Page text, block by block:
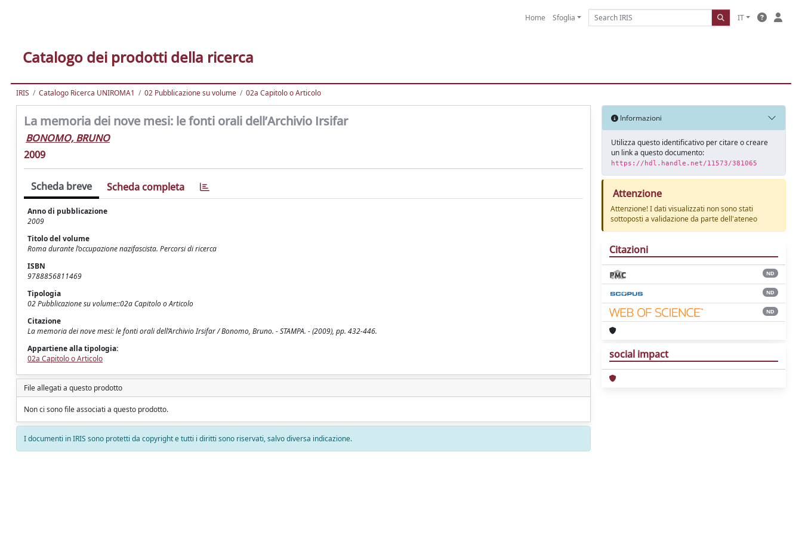
Home Sfoglia IT
Catalogo dei prodotti della ricerca
IRIS Catalogo Ricerca UNIROMA1 02 Pubblicazione su volume 02a Capitolo o Articolo
La memoria dei nove mesi: le fonti orali dell’Archivio Irsifar
BONOMO, BRUNO
2009
Scheda breve Scheda completa
Anno di pubblicazione
2009
Titolo del volume
Roma durante l’occupazione nazifascista. Percorsi di ricerca
ISBN
9788856811469
Tipologia
02 Pubblicazione su volume::02a Capitolo o Articolo
Citazione
La memoria dei nove mesi: le fonti orali dell’Archivio Irsifar / Bonomo, Bruno. - STAMPA. - (2009), pp. 432-446.
Appartiene alla tipologia:
02a Capitolo o Articolo
File allegati a questo prodotto
Non ci sono file associati a questo prodotto.
I documenti in IRIS sono protetti da copyright e tutti i diritti sono riservati, salvo diversa indicazione.
Informazioni
Utilizza questo identificativo per citare o creare
un link a questo documento:
https://hdl.handle.net/11573/381065
Attenzione
Attenzione! I dati visualizzati non sono stati
sottoposti a validazione da parte dell'ateneo
Citazioni
ND
ND
ND
social impact